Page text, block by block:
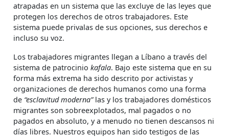
atrapadas en un sistema que las excluye de las leyes que
protegen los derechos de otros trabajadores. Este
sistema puede privalas de sus opciones, sus derechos e
incluso su voz.
Los trabajadores migrantes llegan a Líbano a través del
sistema de patrocinio kafala. Bajo este sistema que en su
forma más extrema ha sido descrito por activistas y
organizaciones de derechos humanos como una forma
de “esclavitud moderna”las y los trabajadores domésticos
migrantes son sobreexplotados, mal pagados o no
pagados en absoluto, y a menudo no tienen descansos ni
días libres. Nuestros equipos han sido testigos de las